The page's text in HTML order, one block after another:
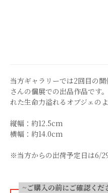
当方ギャラリーでは2回目の
さんの個展での出品作品です
れた生命力溢れるオブジェの
縦幅：約12.5cm
横幅：約14.0cm
※当方からの出荷予定日は6/
~ご購入の前にご確認くだ